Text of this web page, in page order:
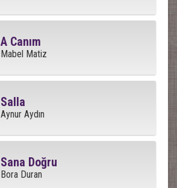
A Canım
Mabel Matiz
Salla
Aynur Aydın
Sana Doğru
Bora Duran